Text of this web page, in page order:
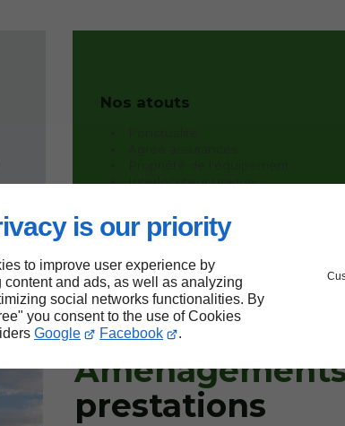
is our priority
to improve user experience by
content and ads, as well as analyzing
social networks functionalities. By
you consent to the use of Cookies
Google Facebook .
Nos atouts
Interlocuteur unique
prestations